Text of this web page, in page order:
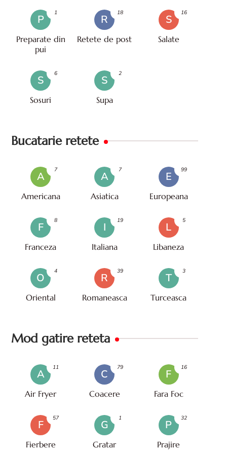
P
Preparate din
pui
1
R
Retete de post
18
S
Salate
16
S
Sosuri
6
S
Supa
2
Bucatarie retete
A
Americana
7
A
Asiatica
7
E
Europeana
99
F
Franceza
8
I
Italiana
19
L
Libaneza
5
O
Oriental
4
R
Romaneasca
39
T
Turceasca
3
Mod gatire reteta
A
Air Fryer
11
C
Coacere
79
F
Fara Foc
16
F
Fierbere
57
G
Gratar
1
P
Prajire
32